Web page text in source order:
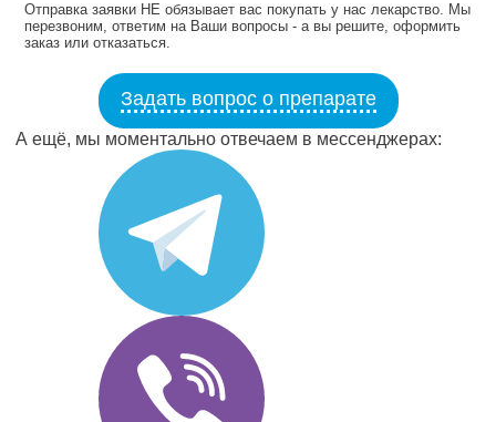
Отправка заявки НЕ обязывает вас покупать у нас лекарство. Мы
перезвоним, ответим на Ваши вопросы - а вы решите, оформить
заказ или отказаться.
Задать вопрос о препарате
А ещё, мы моментально отвечаем в мессенджерах: